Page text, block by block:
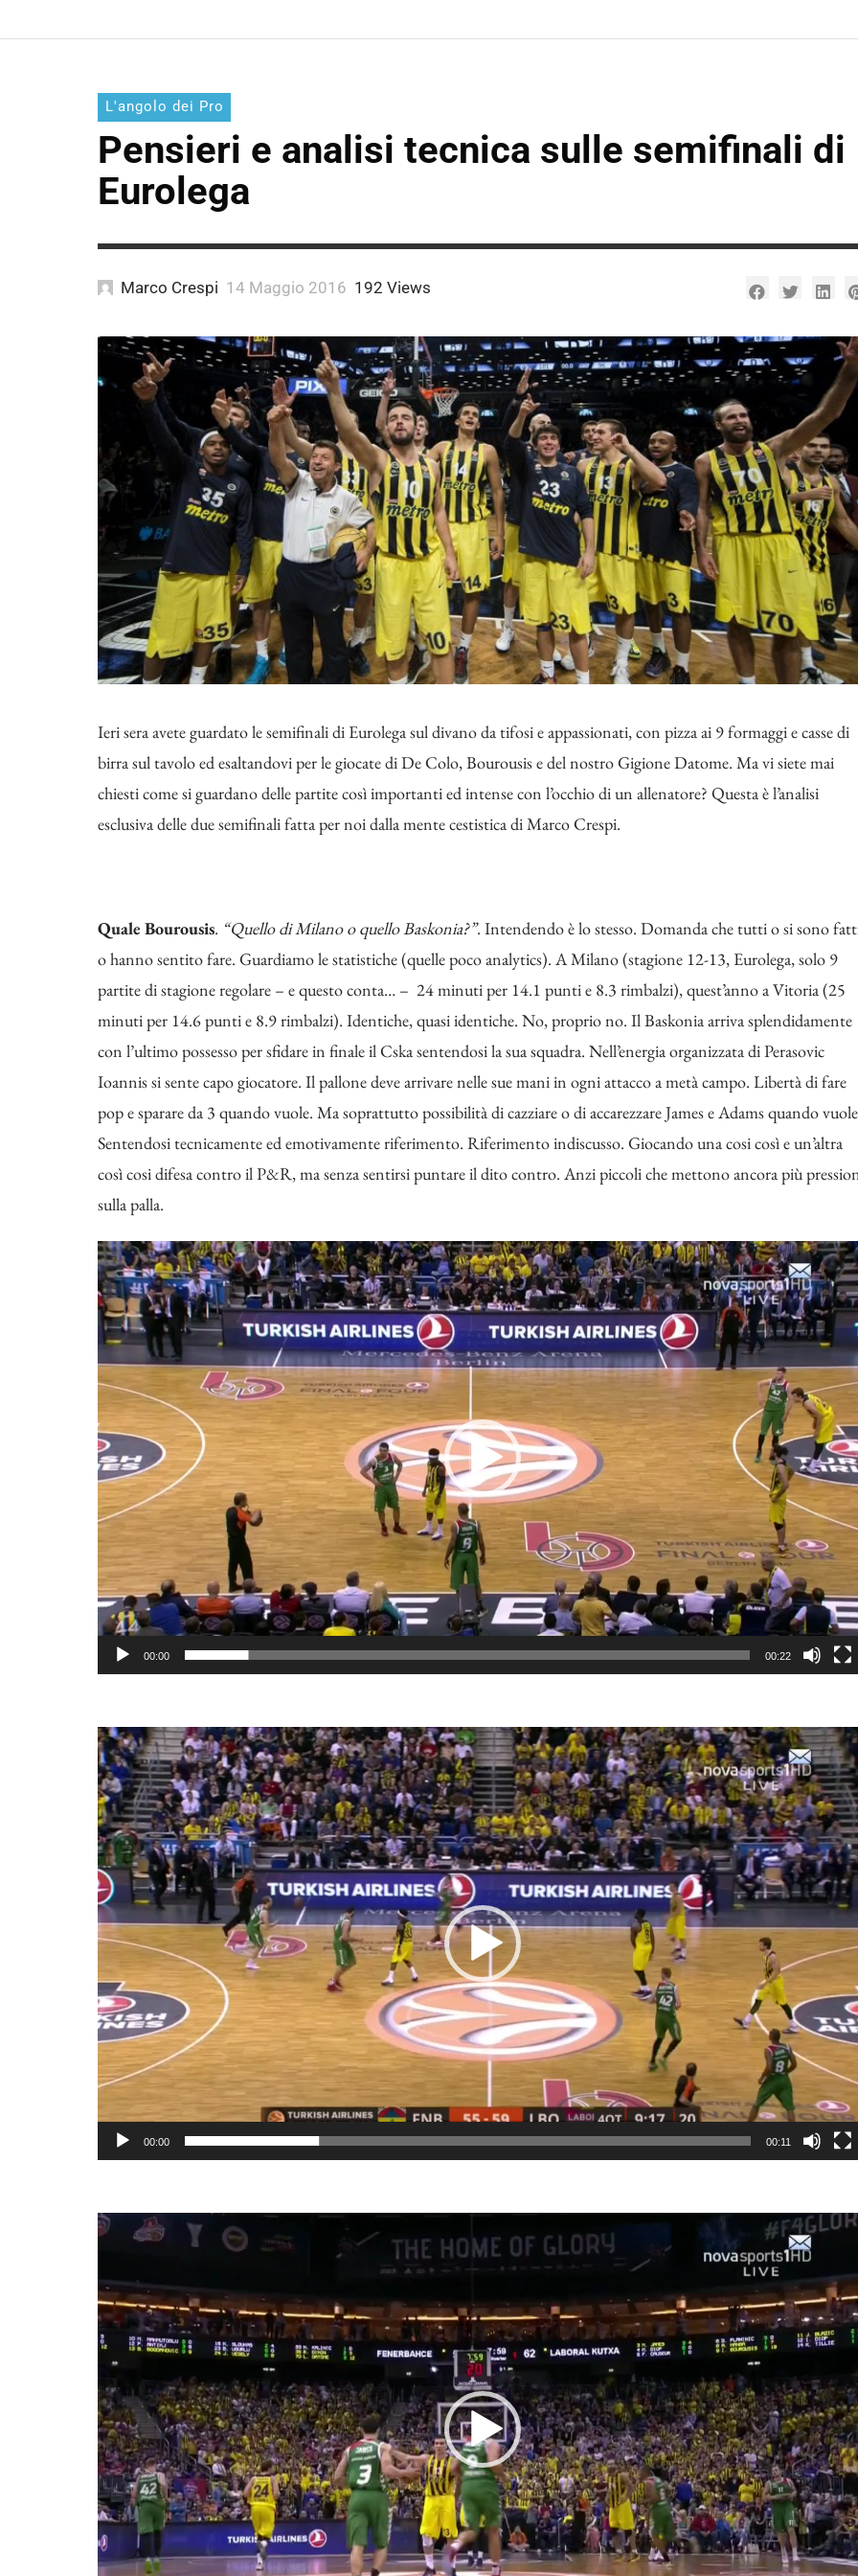
L'angolo dei Pro
Pensieri e analisi tecnica sulle semifinali di
Eurolega
Marco Crespi 14 Maggio 2016 192 Views
Ieri sera avete guardato le semifinali di Eurolega sul divano da tifosi e appassionati, con pizza ai 9 formaggi e casse di
birra sul tavolo ed esaltandovi per le giocate di De Colo, Bourousis e del nostro Gigione Datome. Ma vi siete mai
chiesti come si guardano delle partite così importanti ed intense con l’occhio di un allenatore? Questa è l’analisi
esclusiva delle due semifinali fatta per noi dalla mente cestistica di Marco Crespi.
Quale Bourousis. “Quello di Milano o quello Baskonia?”. Intendendo è lo stesso. Domanda che tutti o si sono
o hanno sentito fare. Guardiamo le statistiche (quelle poco analytics). A Milano (stagione 12-13, Eurolega, solo 9
partite di stagione regolare – e questo conta… – 24 minuti per 14.1 punti e 8.3 rimbalzi), quest’anno a Vitoria (25
minuti per 14.6 punti e 8.9 rimbalzi). Identiche, quasi identiche. No, proprio no. Il Baskonia arriva splendidamente
con l’ultimo possesso per sfidare in finale il Cska sentendosi la sua squadra. Nell’energia organizzata di Perasovic
Ioannis si sente capo giocatore. Il pallone deve arrivare nelle sue mani in ogni attacco a metà campo. Libertà di fare
pop e sparare da 3 quando vuole. Ma soprattutto possibilità di cazziare o di accarezzare James e Adams quando
Sentendosi tecnicamente ed emotivamente riferimento. Riferimento indiscusso. Giocando una cosi così e un’altra
così cosi difesa contro il P&R, ma senza sentirsi puntare il dito contro. Anzi piccoli che mettono ancora più
sulla palla.
00:00 00:22
00:00 00:11